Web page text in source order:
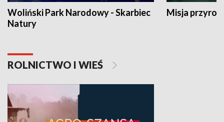
Woliński Park Narodowy - Skarbiec
Natury
Misja
ROLNICTWO I WIEŚ